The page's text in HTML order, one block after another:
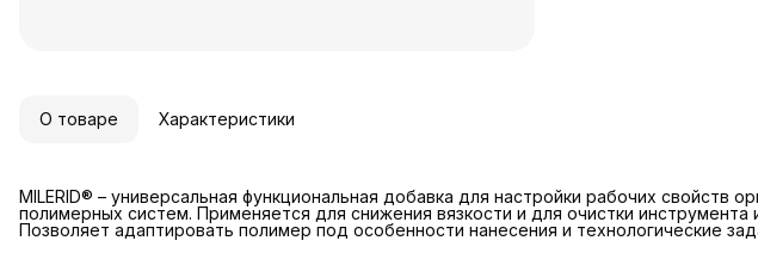
О товаре Характеристики
MILERID® – универсальная функциональная добавка для настройки рабочих свойств
полимерных систем. Применяется для снижения вязкости и для очистки инструмента
Позволяет адаптировать полимер под особенности нанесения и технологические